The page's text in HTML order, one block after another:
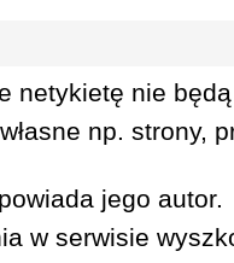
netykietę nie
np. strony,
jego autor.
w serwisie